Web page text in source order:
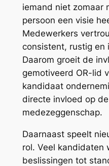
iemand niet zomaar
persoon een visie
Medewerkers
consistent, rustig en
Daarom groeit de
gemotiveerd OR-lid
kandidaat
directe invloed op
medezeggenschap.
Daarnaast speelt
rol. Veel kandidaten
beslissingen tot